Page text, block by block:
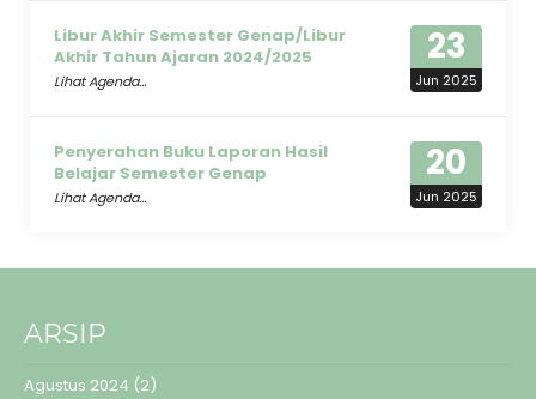
23
Jun 2025
Libur Akhir Semester Genap/Libur
Akhir Tahun Ajaran 2024/2025
Lihat Agenda...
20
Jun 2025
Penyerahan Buku Laporan Hasil
Belajar Semester Genap
Lihat Agenda...
ARSIP
Agustus 2024 (2)